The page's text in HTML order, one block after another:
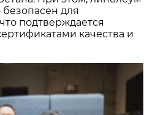
для
подтверждается
качества и